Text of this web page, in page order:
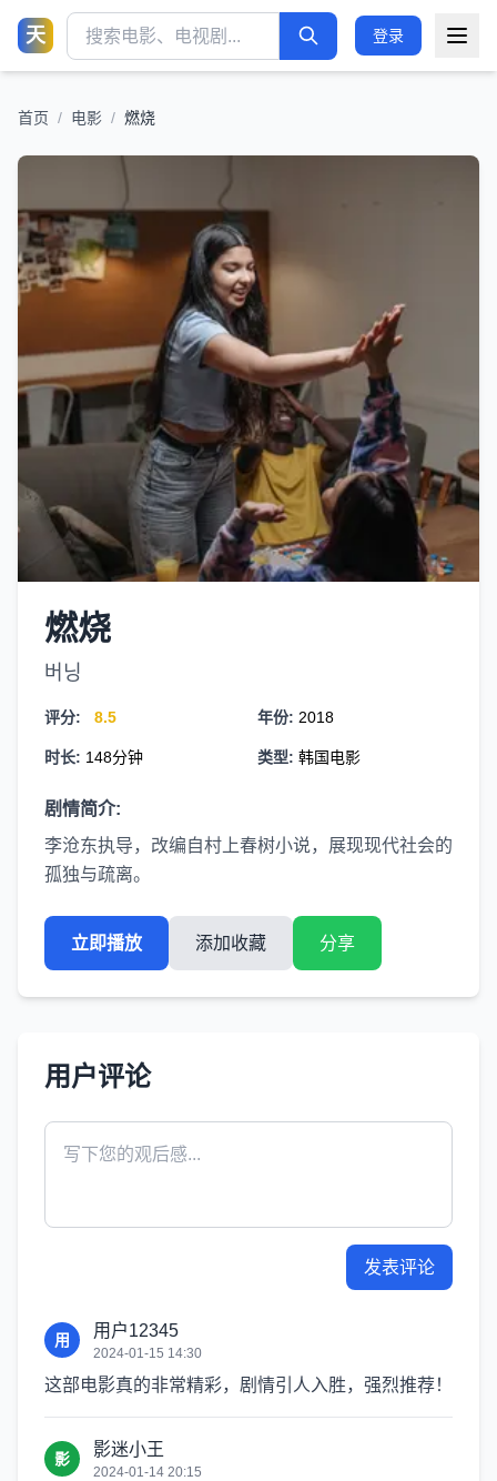
天 登录
首页 / 电影 / 燃烧
燃烧
버닝
评分: 8.5 年份: 2018
时长: 148分钟 类型: 韩国电影
剧情简介:
李沧东执导，改编自村上春树小说，展现现代社会的
孤独与疏离。
立即播放 添加收藏 分享
用户评论
发表评论
用 用户12345
2024-01-15 14:30
这部电影真的非常精彩，剧情引人入胜，强烈推荐！
影 影迷小王
2024-01-14 20:15